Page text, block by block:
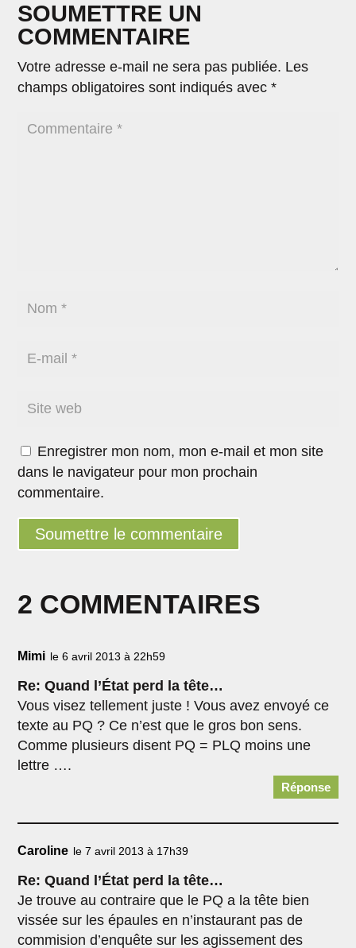
2 COMMENTAIRES
Mimi le 6 avril 2013 à 22h59
Re: Quand l’État perd la tête…
Vous visez tellement juste ! Vous avez envoyé ce
texte au PQ ? Ce n’est que le gros bon sens.
Comme plusieurs disent PQ = PLQ moins une
lettre ….
Réponse
Caroline le 7 avril 2013 à 17h39
Re: Quand l’État perd la tête…
Je trouve au contraire que le PQ a la tête bien
vissée sur les épaules en n’instaurant pas de
commision d’enquête sur les agissement des
SOUMETTRE UN
COMMENTAIRE
Votre adresse e-mail ne sera pas publiée. Les
champs obligatoires sont indiqués avec*
Enregistrer mon nom, mon e-mail et mon site
dans le navigateur pour mon prochain
commentaire.
Soumettre le commentaire